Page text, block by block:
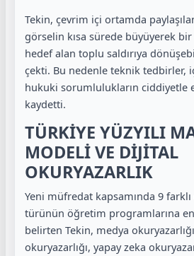
Tekin, çevrim içi ortamda
görselin kısa sürede büyüyerek
hedef alan toplu saldırıya
çekti. Bu nedenle teknik tedbirler,
hukuki sorumlulukların ciddiyetle
kaydetti.
TÜRKİYE YÜZYILI
MODELİ VE DİJİTAL
OKURYAZARLIK
Yeni müfredat kapsamında 9
türünün öğretim programlarına
belirten Tekin, medya
okuryazarlığı, yapay zeka